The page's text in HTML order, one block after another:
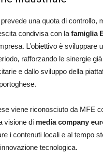
prevede una quota di controllo,
condivisa con la famiglia
L’obiettivo è sviluppare
rafforzando le sinergie
e dallo sviluppo della
viene riconosciuto da MFE
visione di media company
i contenuti locali e al tempo
tecnologica.